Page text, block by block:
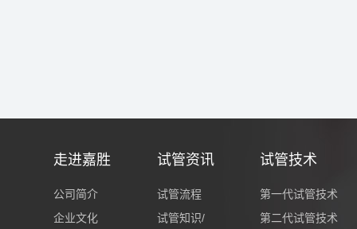
走进嘉胜
公司简介
企业文化
试管资讯
试管流程
试管知识/
试管技术
第一代试管技术
第二代试管技术